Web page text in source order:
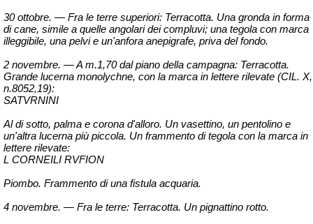
30 ottobre. — Fra le terre superiori: Terracotta. Una gronda in forma
di cane, simile a quelle angolari dei compluvi; una tegola con marca
illeggibile, una pelvi e un'anfora anepigrafe, priva del fondo.
2 novembre. — A m.1,70 dal piano della campagna: Terracotta.
Grande lucerna monolychne, con la marca in lettere rilevate (CIL. X,
n.8052,19):
SATVRNINI
Al di sotto, palma e corona d'alloro. Un vasettino, un pentolino e
un'altra lucerna più piccola. Un frammento di tegola con la marca in
lettere rilevate:
L CORNEILI RVFION
Piombo. Frammento di una fistula acquaria.
4 novembre. — Fra le terre: Terracotta. Un pignattino rotto.